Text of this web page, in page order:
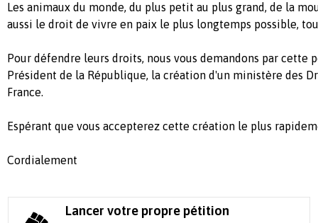
Les animaux du monde, du plus petit au plus grand, de la
aussi le droit de vivre en paix le plus longtemps possible,
Pour défendre leurs droits, nous vous demandons par cette
Président de la République, la création d'un ministère des
France.
Espérant que vous accepterez cette création le plus
Cordialement
Lancer votre propre pétition